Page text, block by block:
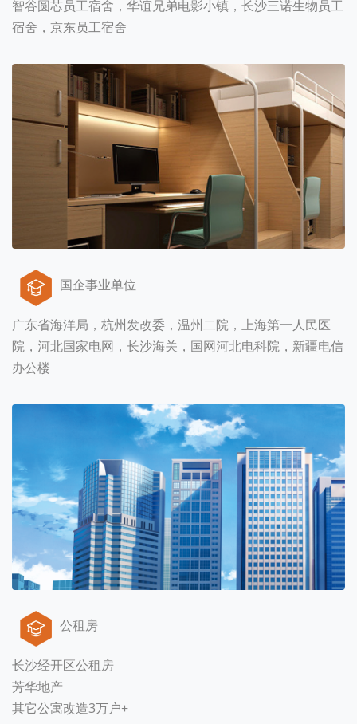
智谷圆芯员工宿舍，华谊兄弟电影小镇，长沙三诺生物员工
宿舍，京东员工宿舍
国企事业单位
广东省海洋局，杭州发改委，温州二院，上海第一人民医
院，河北国家电网，长沙海关，国网河北电科院，新疆电信
办公楼
公租房
长沙经开区公租房
芳华地产
其它公寓改造3万户+